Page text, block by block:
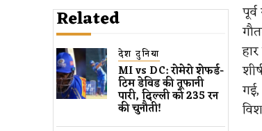
Related
देश दुनिया
MI vs DC: रोमेरो शेफर्ड-
टिम डेविड की तूफानी
पारी, दिल्ली को 235 रन
की चुनौती!